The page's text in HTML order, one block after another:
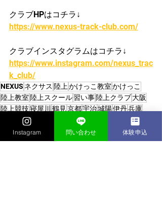
クラブHPはコチラ↓
https://www.nexus-track-club.com/
クラブインスタグラムはコチラ↓
https://www.instagram.com/nexus_trac
k_club/
NEXUS ネクサス 陸上かけっこ教室かけっこ
陸上教室 陸上スクール習い事陸上クラブ大阪
陸上競技寝屋川 鶴見京都宇治城陽伊丹兵庫
小学生 茨木宝塚
かけっこクラブ/陸上クラブ
Instagram 問い合わせ 体験申込